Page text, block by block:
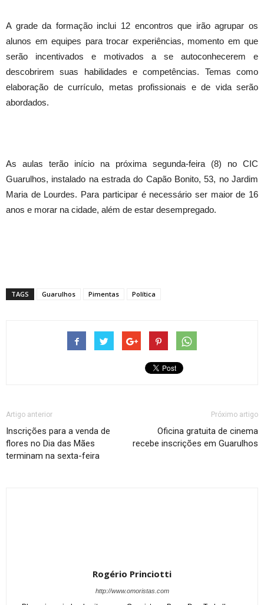
A grade da formação inclui 12 encontros que irão agrupar os
alunos em equipes para trocar experiências, momento em que
serão incentivados e motivados a se autoconhecerem e
descobrirem suas habilidades e competências. Temas como
elaboração de currículo, metas profissionais e de vida serão
abordados.
As aulas terão início na próxima segunda-feira (8) no CIC
Guarulhos, instalado na estrada do Capão Bonito, 53, no Jardim
Maria de Lourdes. Para participar é necessário ser maior de 16
anos e morar na cidade, além de estar desempregado.
TAGS Guarulhos Pimentas Política
Artigo anterior
Inscrições para a venda de
flores no Dia das Mães
terminam na sexta-feira
Próximo artigo
Oficina gratuita de cinema
recebe inscrições em Guarulhos
Rogério Princiotti
http://www.omoristas.com